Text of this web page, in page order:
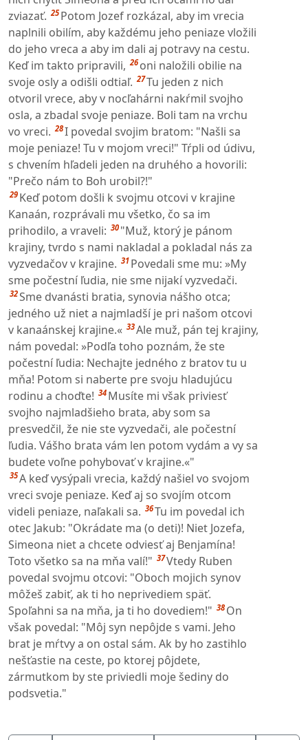
zviazať. 25 Potom Jozef rozkázal, aby im vrecia
naplnili obilím, aby každému jeho peniaze vložili
do jeho vreca a aby im dali aj potravy na cestu.
Keď im takto pripravili, 26 oni naložili obilie na
svoje osly a odišli odtiaľ. 27Tu jeden z nich
otvoril vrece, aby v nocľahárni nakŕmil svojho
osla, a zbadal svoje peniaze. Boli tam na vrchu
vo vreci. 28I povedal svojim bratom: "Našli sa
moje peniaze! Tu v mojom vreci!" Tŕpli od údivu,
s chvením hľadeli jeden na druhého a hovorili:
"Prečo nám to Boh urobil?!"
29 Keď potom došli k svojmu otcovi v krajine
Kanaán, rozprávali mu všetko, čo sa im
prihodilo, a vraveli: 30 "Muž, ktorý je pánom
krajiny, tvrdo s nami nakladal a pokladal nás za
vyzvedačov v krajine. 31 Povedali sme mu: »My
sme počestní ľudia, nie sme nijakí vyzvedači.
32Sme dvanásti bratia, synovia nášho otca;
jedného už niet a najmladší je pri našom otcovi
v kanaánskej krajine.« 33Ale muž, pán tej krajiny,
nám povedal: »Podľa toho poznám, že ste
počestní ľudia: Nechajte jedného z bratov tu u
mňa! Potom si naberte pre svoju hladujúcu
rodinu a choďte! 34 Musíte mi však priviesť
svojho najmladšieho brata, aby som sa
presvedčil, že nie ste vyzvedači, ale počestní
ľudia. Vášho brata vám len potom vydám a vy sa
budete voľne pohybovať v krajine.«"
35A keď vysýpali vrecia, každý našiel vo svojom
vreci svoje peniaze. Keď aj so svojím otcom
videli peniaze, naľakali sa. 36Tu im povedal ich
otec Jakub: "Okrádate ma (o deti)! Niet Jozefa,
Simeona niet a chcete odviesť aj Benjamína!
Toto všetko sa na mňa valí!" 37Vtedy Ruben
povedal svojmu otcovi: "Oboch mojich synov
môžeš zabiť, ak ti ho neprivediem späť.
Spoľahni sa na mňa, ja ti ho dovediem!" 38 On
však povedal: "Môj syn nepôjde s vami. Jeho
brat je mŕtvy a on ostal sám. Ak by ho zastihlo
nešťastie na ceste, po ktorej pôjdete,
zármutkom by ste priviedli moje šediny do
podsvetia."